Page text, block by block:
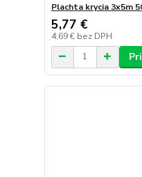
Plachta krycia 3x5m
5,77 €
4,69 € bez DPH